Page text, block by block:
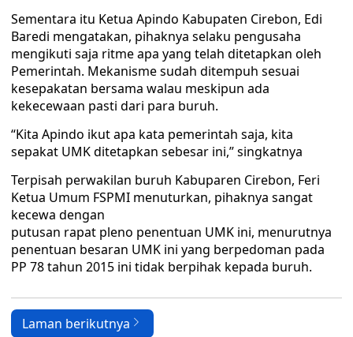
Sementara itu Ketua Apindo Kabupaten Cirebon, Edi
Baredi mengatakan, pihaknya selaku pengusaha
mengikuti saja ritme apa yang telah ditetapkan oleh
Pemerintah. Mekanisme sudah ditempuh sesuai
kesepakatan bersama walau meskipun ada
kekecewaan pasti dari para buruh.
“Kita Apindo ikut apa kata pemerintah saja, kita
sepakat UMK ditetapkan sebesar ini,” singkatnya
Terpisah perwakilan buruh Kabuparen Cirebon, Feri
Ketua Umum FSPMI menuturkan, pihaknya sangat
kecewa dengan
putusan rapat pleno penentuan UMK ini, menurutnya
penentuan besaran UMK ini yang berpedoman pada
PP 78 tahun 2015 ini tidak berpihak kepada buruh.
Laman berikutnya